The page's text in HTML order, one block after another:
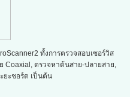
ทั้งการตรวจสอบเซอร์วิส
Coaxial, ตรวจหาต้นสาย-ปลายสาย,
ยะชอร์ต เป็นต้น